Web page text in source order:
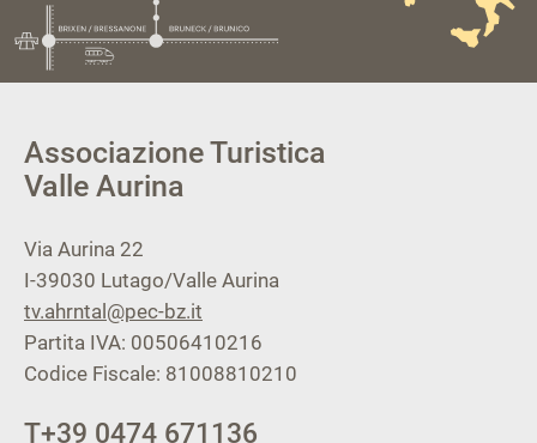
Associazione Turistica
Valle Aurina
Via Aurina 22
I-39030 Lutago/Valle Aurina
tv.ahrntal@pec-bz.it
Partita IVA: 00506410216
Codice Fiscale: 81008810210
T+39 0474 671136